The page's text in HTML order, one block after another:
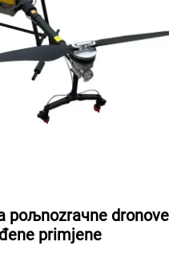
poљnozraчne dronove
primjene